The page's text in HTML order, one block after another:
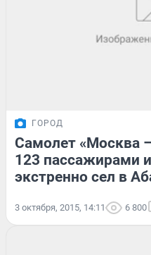
ГОРОД
Самолет «Москва
123 пассажирами
экстренно сел в
3 октября, 2015, 14:11 6 800